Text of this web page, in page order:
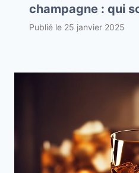
champagne : qui
Publié le 25 janvier 2025